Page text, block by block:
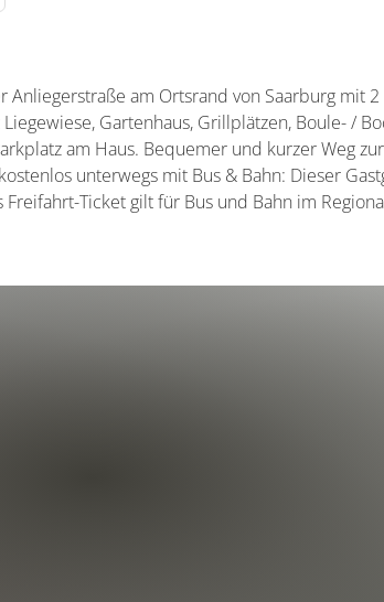
Anliegerstraße am Ortsrand von Saarburg mit
Gartenhaus, Grillplätzen, Boule- /
am Haus. Bequemer und kurzer Weg
unterwegs mit Bus & Bahn: Dieser
Freifahrt-Ticket gilt für Bus und Bahn im